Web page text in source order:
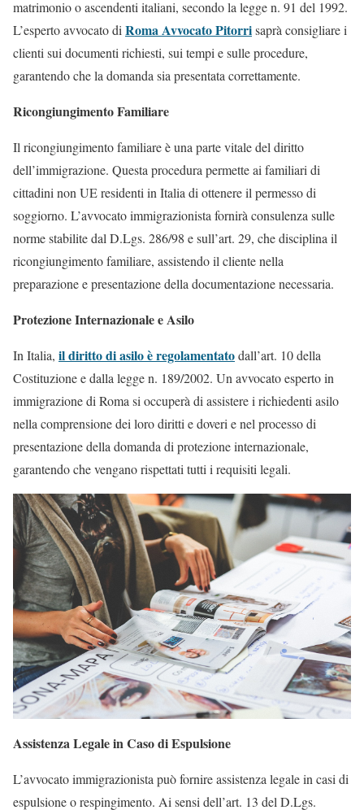
matrimonio o ascendenti italiani, secondo la legge n. 91 del 1992.
L’esperto avvocato di Roma Avvocato Pitorrisaprà consigliare i
clienti sui documenti richiesti, sui tempi e sulle procedure,
garantendo che la domanda sia presentata correttamente.
Ricongiungimento Familiare
Il ricongiungimento familiare è una parte vitale del diritto
dell’immigrazione. Questa procedura permette ai familiari di
cittadini non UE residenti in Italia di ottenere il permesso di
soggiorno. L’avvocato immigrazionista fornirà consulenza sulle
norme stabilite dal D.Lgs. 286/98 e sull’art. 29, che disciplina il
ricongiungimento familiare, assistendo il cliente nella
preparazione e presentazione della documentazione necessaria.
Protezione Internazionale e Asilo
In Italia, il diritto di asilo è regolamentatodall’art. 10 della
Costituzione e dalla legge n. 189/2002. Un avvocato esperto in
immigrazione di Roma si occuperà di assistere i richiedenti asilo
nella comprensione dei loro diritti e doveri e nel processo di
presentazione della domanda di protezione internazionale,
garantendo che vengano rispettati tutti i requisiti legali.
Assistenza Legale in Caso di Espulsione
L’avvocato immigrazionista può fornire assistenza legale in casi di
espulsione o respingimento. Ai sensi dell’art. 13 del D.Lgs.